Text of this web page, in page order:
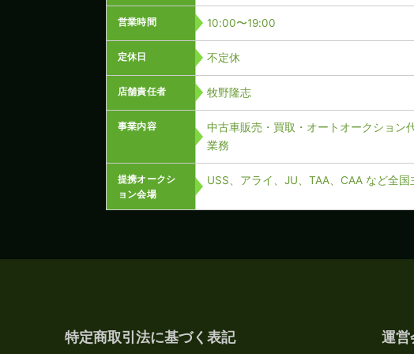
営業時間 10:00〜19:00
定休日 不定休
店舗責任者 牧野隆志
事業内容
中古車販売・買取・オートオークション
業務
提携オークシ
ョン会場
USS、アライ、JU、TAA、CAA など全
特定商取引法に基づく表記 運営